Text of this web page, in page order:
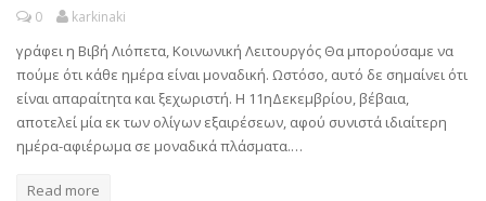
0 karkinaki
γράφει η Βιβή Λιόπετα, Κοινωνική Λειτουργός Θα μπορούσαμε να
πούμε ότι κάθε ημέρα είναι μοναδική. Ωστόσο, αυτό δε σημαίνει ότι
είναι απαραίτητα και ξεχωριστή. Η 11ηΔεκεμβρίου, βέβαια,
αποτελεί μία εκ των ολίγων εξαιρέσεων, αφού συνιστά ιδιαίτερη
ημέρα-αφιέρωμα σε μοναδικά πλάσματα.…
Read more